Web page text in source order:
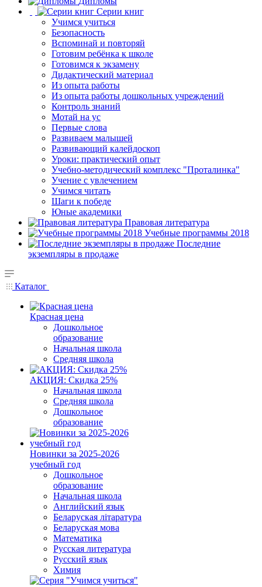
Серии книг
Учимся учиться
Безопасность
Вспоминай и повторяй
Готовим ребёнка к школе
Готовимся к экзамену
Дидактический материал
Из опыта работы
Из опыта работы дошкольных учреждений
Контроль знаний
Мотай на ус
Первые слова
Развиваем малышей
Развивающий калейдоскоп
Уроки: практический опыт
Учебно-методический комплекс "Проталинка"
Учение с увлечением
Учимся читать
Шаги к победе
Юные академики
Правовая литература
Учебные программы 2018
Последние
экземпляры в продаже
Каталог
Красная цена
Дошкольное
образование
Начальная школа
Средняя школа
АКЦИЯ: Скидка 25%
Начальная школа
Средняя школа
Дошкольное
образование
Новинки за 2025-2026
учебный год
Дошкольное
образование
Начальная школа
Английский язык
Беларуская літаратура
Беларуская мова
Математика
Русская литература
Русский язык
Химия